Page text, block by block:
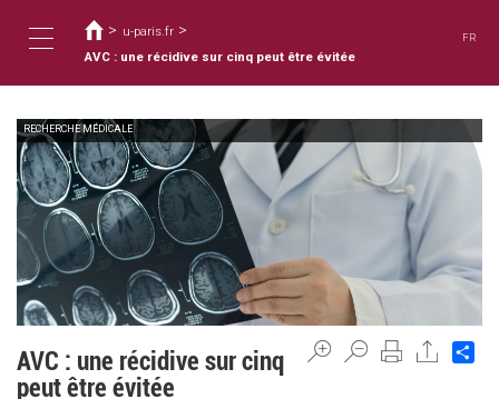
main
Toggle
navigation
are
here
> u-paris.fr >
AVC : une récidive sur cinq peut être évitée
FR
RECHERCHE MÉDICALE
AVC : une récidive sur cinq
peut être évitée